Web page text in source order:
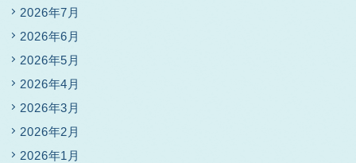
2026年7月
2026年6月
2026年5月
2026年4月
2026年3月
2026年2月
2026年1月